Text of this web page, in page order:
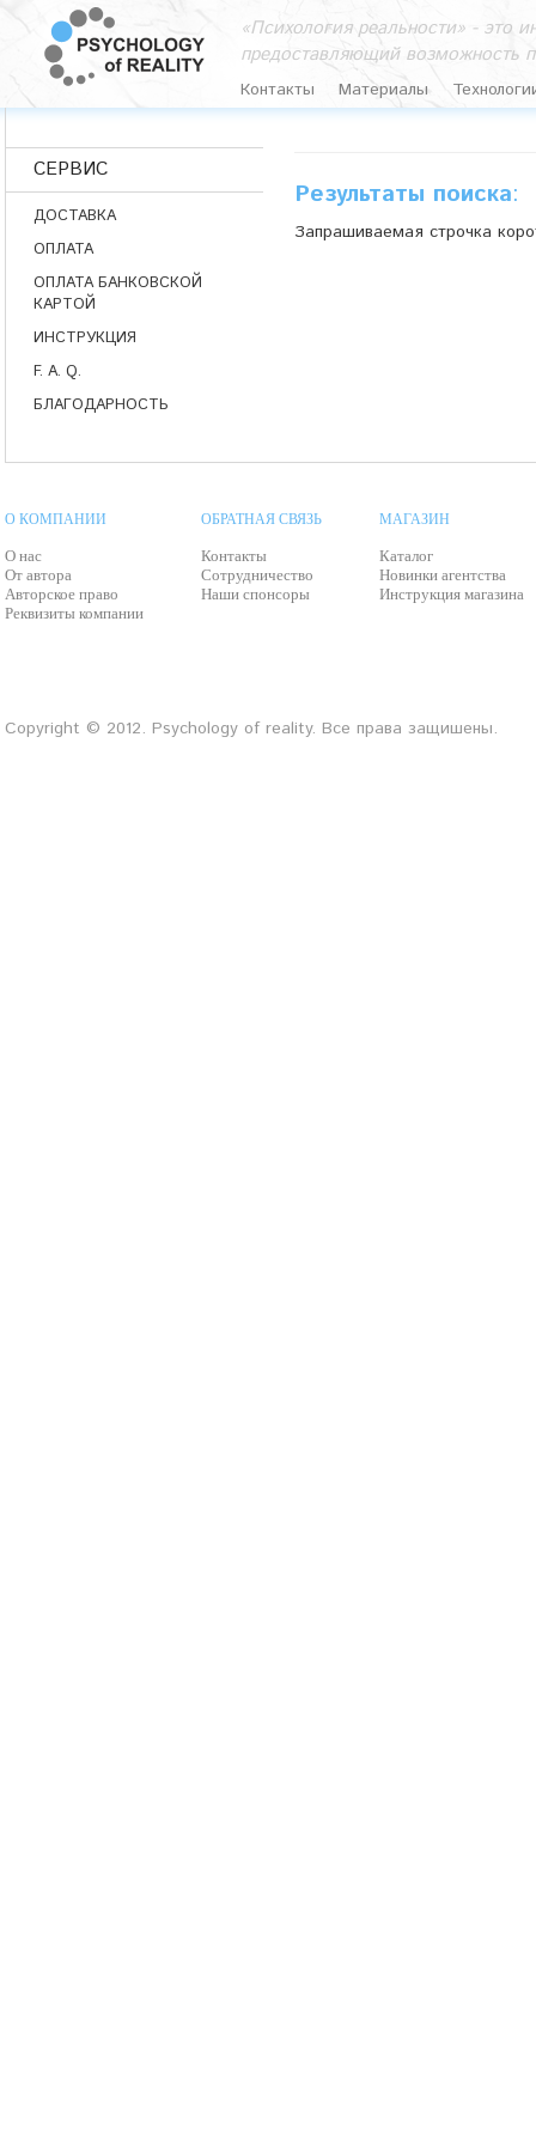
«Психология реальности» - это
предоставляющий возможность
Контакты Материалы
СЕРВИС
ДОСТАВКА
ОПЛАТА
ОПЛАТА БАНКОВСКОЙ
КАРТОЙ
ИНСТРУКЦИЯ
F. A. Q.
БЛАГОДАРНОСТЬ
Результаты поиска:
Запрашиваемая строчка
О КОМПАНИИ
О нас
От автора
Авторское право
Реквизиты компании
ОБРАТНАЯ СВЯЗЬ
Контакты
Сотрудничество
Наши спонсоры
МАГАЗИН
Каталог
Новинки агентства
Инструкция магазина
Copyright © 2012. Psychology of reality. Все права защишены.